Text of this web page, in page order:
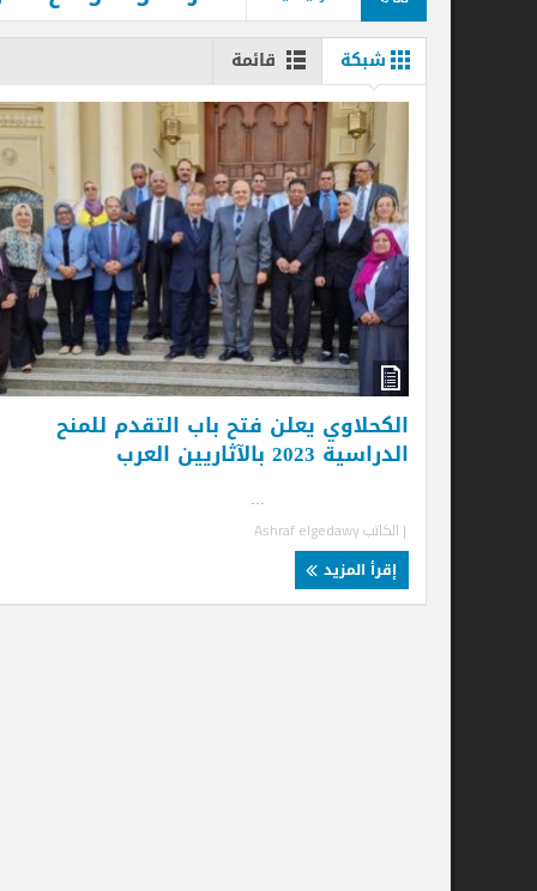
قائمة
الكحلاوي يعلن فتح باب التقدم للمنح
الدراسية 2023 بالآثاريين العرب
Ashraf elgedawy
|